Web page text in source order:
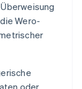
Wero-